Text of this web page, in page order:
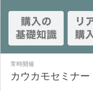
常時開催
カウカモセミナー